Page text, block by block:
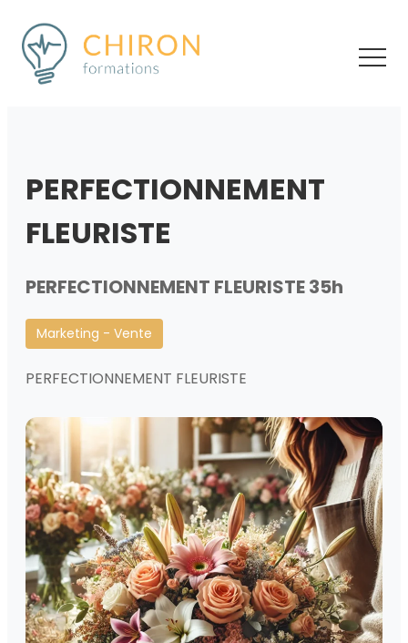
PERFECTIONNEMENT
FLEURISTE
PERFECTIONNEMENT FLEURISTE 35h
Marketing - Vente
PERFECTIONNEMENT FLEURISTE